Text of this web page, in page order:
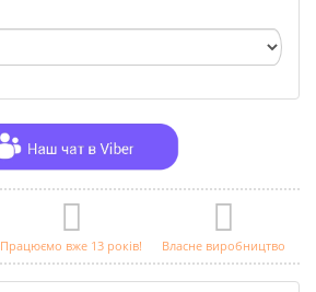
Працюємо вже 13 років! Власне виробництво